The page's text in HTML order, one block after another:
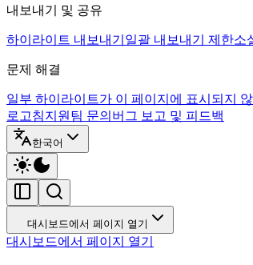
내보내기 및 공유
하이라이트 내보내기 일괄 내보내기 제한소
문제 해결
일부 하이라이트가 이 페이지에 표시되지
로고침지원팀 문의 버그 보고 및 피드백
한국어
대시보드에서 페이지 열기
대시보드에서 페이지 열기